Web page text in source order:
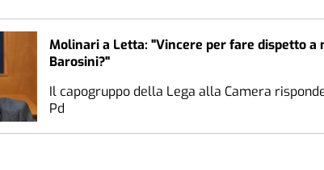
Molinari a Letta: "Vincere per fare dispetto a
Barosini?"
Il capogruppo della Lega alla Camera
Pd